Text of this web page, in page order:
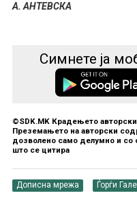
А. АНТЕВСКА
Симнете ја
©SDK.MK Крадењето
Преземањето на авторски
дозволено само делумно и
што се цитира
Дописна мрежа Ѓорѓи